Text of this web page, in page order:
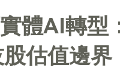
體AI轉型
估值邊界